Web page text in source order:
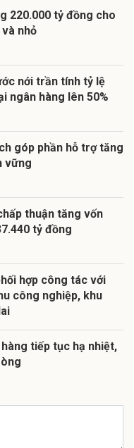
220.000 tỷ đồng cho
nhỏ
nới trần tính tỷ lệ
ngân hàng lên 50%
góp phần hỗ trợ tăng
vững
thuận tăng vốn
tỷ đồng
hợp công tác với
công nghiệp, khu
tiếp tục hạ nhiệt,